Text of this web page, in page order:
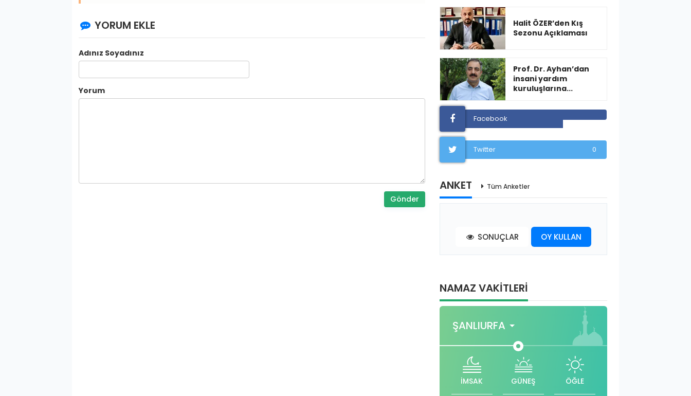
YORUM EKLE
Adınız Soyadınız
Yorum
Gönder
Halit ÖZER’den Kış
Sezonu Açıklaması
Prof. Dr. Ayhan’dan
insani yardım
kuruluşlarına...
Facebook
Twitter 0
ANKET Tüm Anketler
SONUÇLAR OY KULLAN
NAMAZ VAKİTLERİ
ŞANLIURFA
İMSAK GÜNEŞ ÖĞLE